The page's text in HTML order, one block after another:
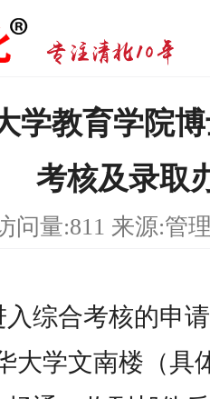
学教育学院
考核及录取
问量:811 来源:管
综合考核的申
大学文南楼（具